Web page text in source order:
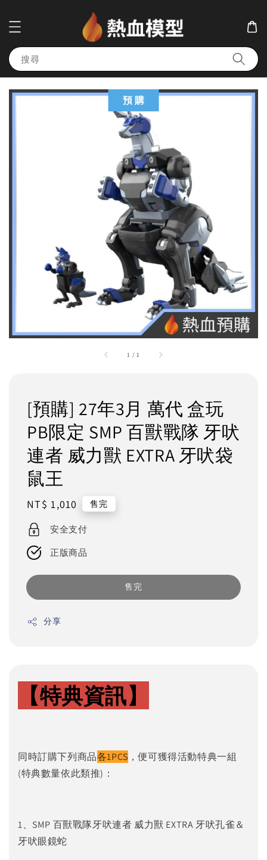
搜尋
1 / 1
預 購
[預購] 27年3月 萬代 盒玩
PB限定 SMP 百獸戰隊 牙吠
連者 威力獸 EXTRA 牙吠袋
鼠王
Regular
price
NT$ 1,010 售完
安全支付
正版商品
售完
分享
【特典資訊】
同時訂購下列商品各1PCS ，便可獲得活動特典一組
(特典數量依此類推)：
1、SMP 百獸戰隊牙吠連者 威力獸 EXTRA 牙吠孔雀＆
牙吠眼鏡蛇